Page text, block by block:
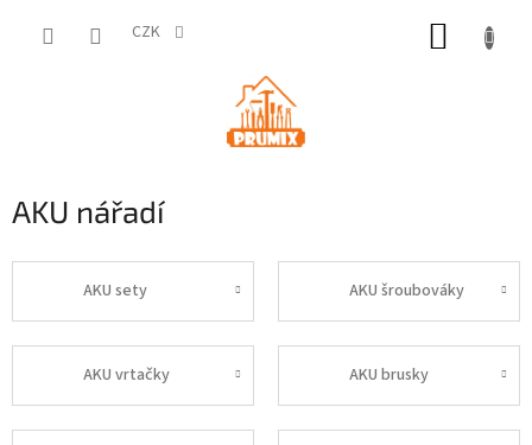
CZK
AKU nářadí
AKU sety AKU šroubováky
AKU vrtačky AKU brusky